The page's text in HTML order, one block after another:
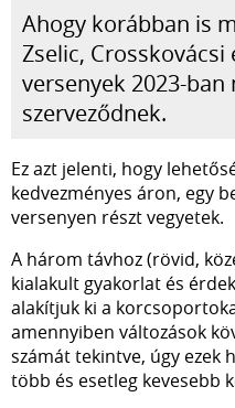
Ahogy korábban is
Zselic,
versenyek 2023-
szerveződnek.
Ez azt jelenti, hogy
kedvezményes áron, egy
versenyen részt vegyetek.
A három távhoz (rövid,
kialakult gyakorlat és
alakítjuk ki a
amennyiben változások
számát tekintve, úgy ezek
több és esetleg kevesebb